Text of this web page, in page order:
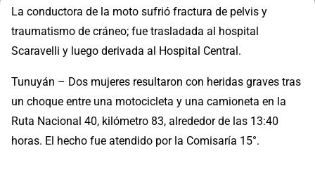
La conductora de la moto sufrió fractura de pelvis y
traumatismo de cráneo; fue trasladada al hospital
Scaravelli y luego derivada al Hospital Central.
Tunuyán – Dos mujeres resultaron con heridas graves tras
un choque entre una motocicleta y una camioneta en la
Ruta Nacional 40, kilómetro 83, alrededor de las 13:40
horas. El hecho fue atendido por la Comisaría 15°.